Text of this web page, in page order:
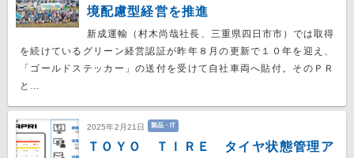
境配慮型経営を推進
新成運輸（村木尚哉社長、三重県四日市市）では取得
を続けているグリーン経営認証が昨年８月の更新で１０年を迎え、
「ゴールドステッカー」の送付を受けて自社車両へ貼付。そのＰＲ
と…
2025年2月21日 製品・IT
ＴＯＹＯ ＴＩＲＥ タイヤ状態管理ア